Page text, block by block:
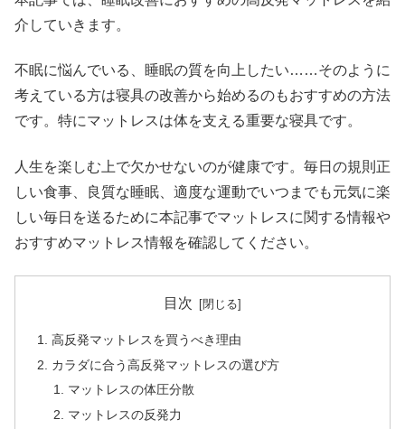
介していきます。
不眠に悩んでいる、睡眠の質を向上したい……そのように
考えている方は寝具の改善から始めるのもおすすめの方法
です。特にマットレスは体を支える重要な寝具です。
人生を楽しむ上で欠かせないのが健康です。毎日の規則正
しい食事、良質な睡眠、適度な運動でいつまでも元気に楽
しい毎日を送るために本記事でマットレスに関する情報や
おすすめマットレス情報を確認してください。
目次
高反発マットレスを買うべき理由
カラダに合う高反発マットレスの選び方
マットレスの体圧分散
マットレスの反発力